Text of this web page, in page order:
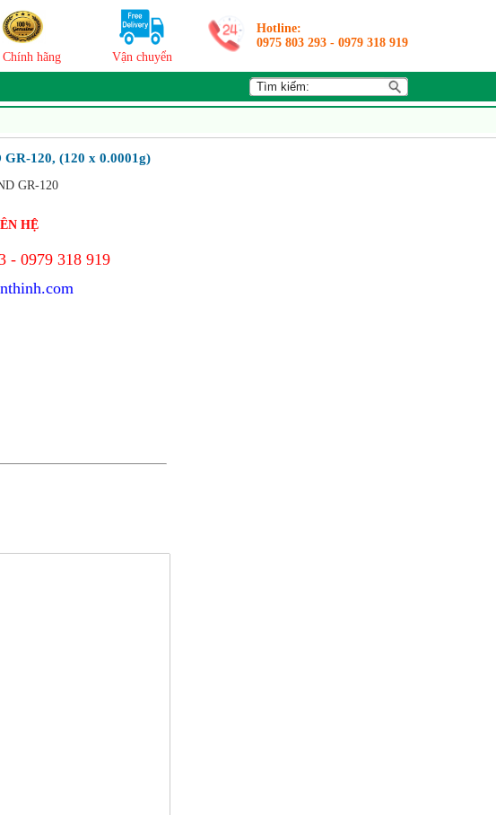
Chính hãng Vận chuyển
Hotline:
0975 803 293 - 0979 318 919
120, (120 x 0.0001g)
GR-120
HỆ
- 0979 318 919